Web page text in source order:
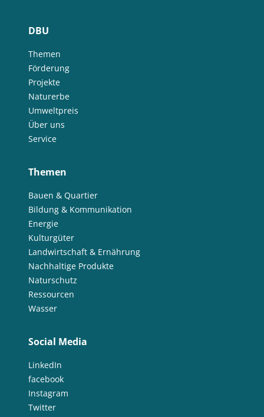
DBU
Themen
Förderung
Projekte
Naturerbe
Umweltpreis
Über uns
Service
Themen
Bauen & Quartier
Bildung & Kommunikation
Energie
Kulturgüter
Landwirtschaft & Ernährung
Nachhaltige Produkte
Naturschutz
Ressourcen
Wasser
Social Media
LinkedIn
facebook
Instagram
Twitter